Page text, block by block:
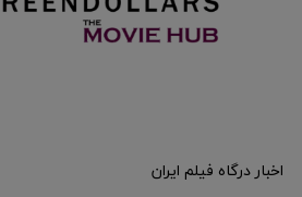
اخبار درگاه فیلم ایران